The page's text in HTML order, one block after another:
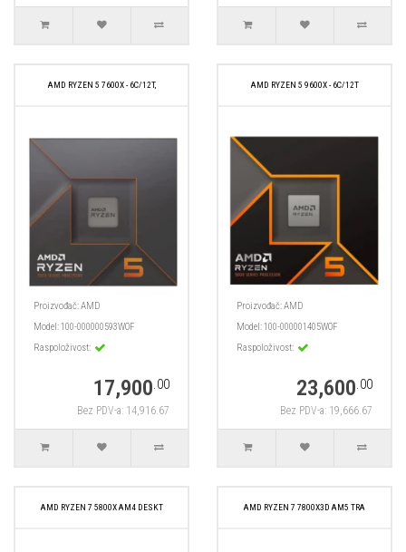
AMD RYZEN 5 7600X - 6C/12T,
Proizvođač:AMD
Model:100-000000593WOF
Raspoloživost:
17,900.00
Bez PDV-a: 14,916.67
AMD RYZEN 5 9600X - 6C/12T
Proizvođač:AMD
Model:100-000001405WOF
Raspoloživost:
23,600.00
Bez PDV-a: 19,666.67
AMD RYZEN 7 5800X AM4 DESKT AMD RYZEN 7 7800X3D AM5 TRA